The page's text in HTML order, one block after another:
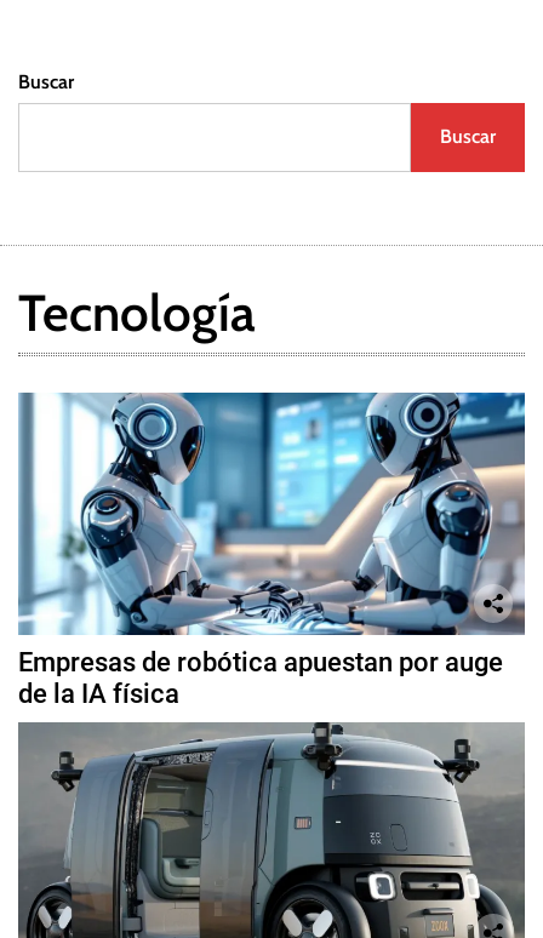
Buscar
Buscar
Tecnología
Empresas de robótica apuestan por auge
de la IA física